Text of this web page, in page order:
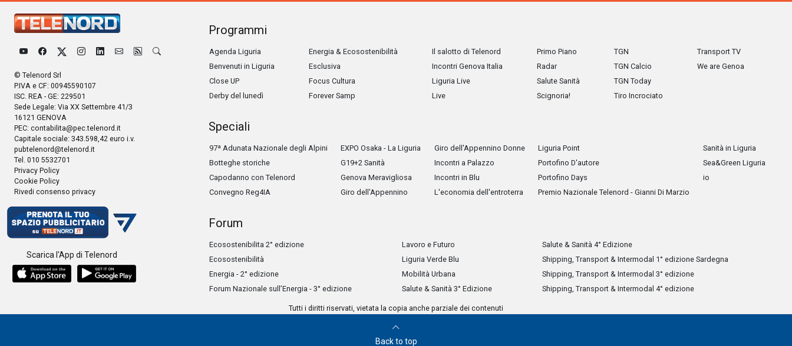
© Telenord Srl
P.IVA e CF: 00945590107
ISC. REA - GE: 229501
Sede Legale: Via XX Settembre 41/3
16121 GENOVA
PEC: contabilita@pec.telenord.it
Capitale sociale: 343.598,42 euro i.v.
pubtelenord@telenord.it
Tel. 010 5532701
Privacy Policy
Cookie Policy
Rivedi consenso privacy
Scarica l'App di Telenord
Programmi
Agenda Liguria
Benvenuti in Liguria
Close UP
Derby del lunedì
Energia & Ecosostenibilità
Esclusiva
Focus Cultura
Forever Samp
Il salotto di Telenord
Incontri Genova Italia
Liguria Live
Live
Primo Piano
Radar
Salute Sanità
Scignoria!
TGN
TGN Calcio
TGN Today
Tiro Incrociato
Transport TV
We are Genoa
Speciali
97ª Adunata Nazionale degli Alpini
Botteghe storiche
Capodanno con Telenord
Convegno Reg4IA
EXPO Osaka - La Liguria
G19+2 Sanità
Genova Meravigliosa
Giro dell'Appennino
Giro dell'Appennino Donne
Incontri a Palazzo
Incontri in Blu
L'economia dell'entroterra
Liguria Point
Portofino D'autore
Portofino Days
Premio Nazionale Telenord - Gianni Di Marzio
Sanità in Liguria
Sea&Green Liguria
io
Forum
Ecosostenibilita 2° edizione
Ecosostenibilità
Energia - 2° edizione
Forum Nazionale sull’Energia - 3° edizione
Lavoro e Futuro
Liguria Verde Blu
Mobilità Urbana
Salute & Sanità 3° Edizione
Salute & Sanità 4° Edizione
Shipping, Transport & Intermodal 1° edizione Sardegna
Shipping, Transport & Intermodal 3° edizione
Shipping, Transport & Intermodal 4° edizione
Tutti i diritti riservati, vietata la copia anche parziale dei contenuti
Back to top